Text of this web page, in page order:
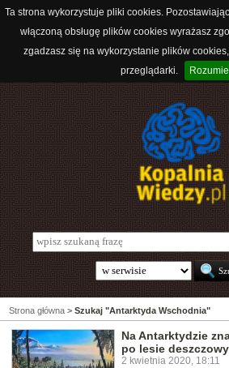
Ta strona wykorzystuje pliki cookies.
włączoną obsługę plików cookies wyrażasz
zgadzasz się na wykorzystanie plików
przeglądarki.
Strona główna > Szukaj "Antarktyda Wschodnia"
Na Antarktydzie
po lesie
2 kwietnia 2020, 18:11